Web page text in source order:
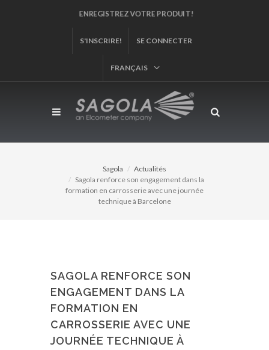
ENREGISTREZ VOTRE PRODUIT!
S'INSCRIRE! SE CONNECTER
FRANÇAIS
Sagola
Actualités
Sagola renforce son engagement dans la
formation en carrosserie avec une journée
technique à Barcelone
SAGOLA RENFORCE SON
ENGAGEMENT DANS LA
FORMATION EN
CARROSSERIE AVEC UNE
JOURNÉE TECHNIQUE À